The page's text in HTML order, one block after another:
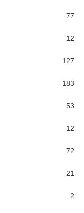
77
12
127
183
53
12
72
21
2